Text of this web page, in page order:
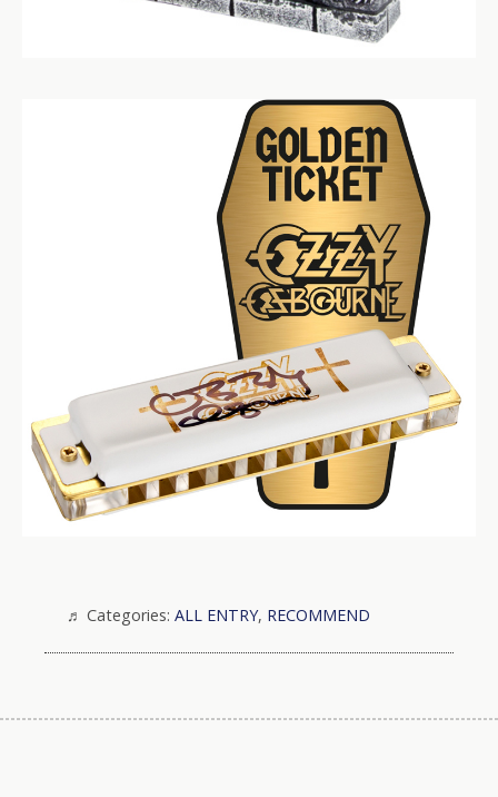
Categories: ALL ENTRY, RECOMMEND